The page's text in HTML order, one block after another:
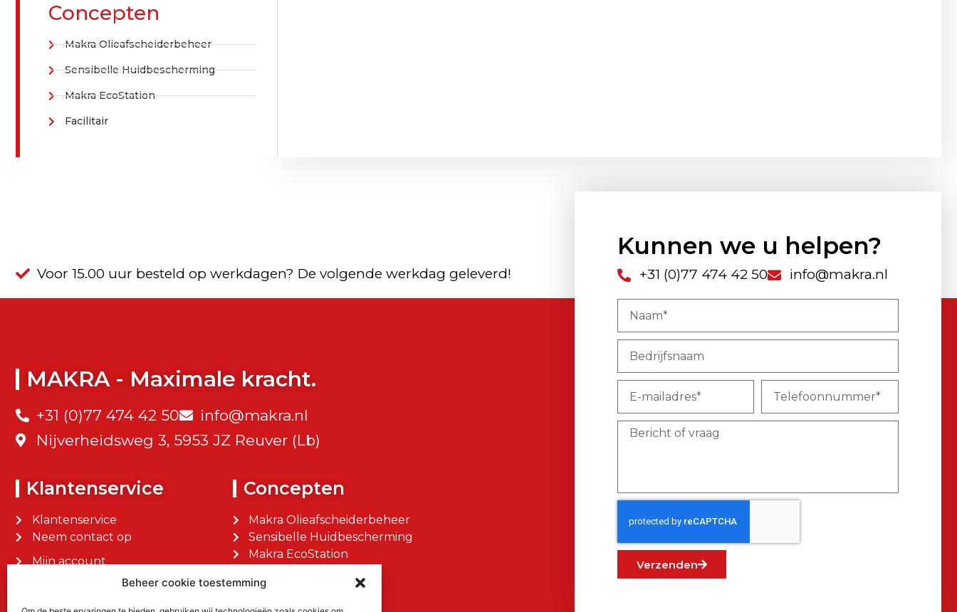
Beheer cookie toestemming
Concepten
Makra Olieafscheiderbeheer
Sensibelle Huidbescherming
Makra EcoStation
Facilitair
Voor 15.00 uur besteld op werkdagen? De volgende werkdag geleverd!
MAKRA - Maximale kracht.
+31 (0)77 474 42 50
info@makra.nl
Nijverheidsweg 3, 5953 JZ Reuver (Lb)
Klantenservice
Klantenservice
Neem contact op
Mijn account
Mijn bestellingen
Concepten
Makra Olieafscheiderbeheer
Sensibelle Huidbescherming
Makra EcoStation
Kunnen we u helpen?
+31 (0)77 474 42 50 info@makra.nl
Verzenden